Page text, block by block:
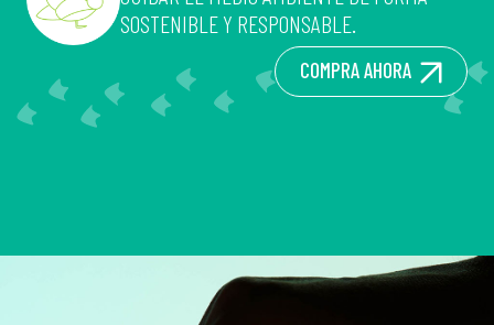
SOSTENIBLE Y RESPONSABLE.
COMPRA AHORA